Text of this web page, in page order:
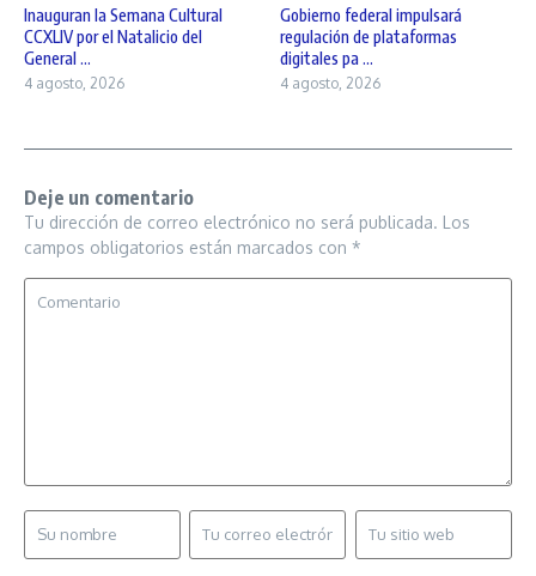
Inauguran la Semana Cultural
CCXLIV por el Natalicio del
General ...
4 agosto, 2026
Gobierno federal impulsará
regulación de plataformas
digitales pa ...
4 agosto, 2026
Deje un comentario
Tu dirección de correo electrónico no será publicada. Los
campos obligatorios están marcados con *